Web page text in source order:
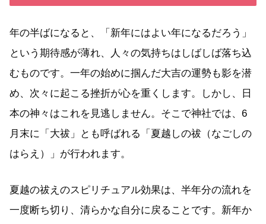
年の半ばになると、「新年にはよい年になるだろう」
という期待感が薄れ、人々の気持ちはしばしば落ち込
むものです。一年の始めに掴んだ大吉の運勢も影を潜
め、次々に起こる挫折が心を重くします。しかし、日
本の神々はこれを見逃しません。そこで神社では、6
月末に「大祓」とも呼ばれる「夏越しの祓（なごしの
はらえ）」が行われます。
夏越の祓えのスピリチュアル効果は、半年分の流れを
一度断ち切り、清らかな自分に戻ることです。新年か